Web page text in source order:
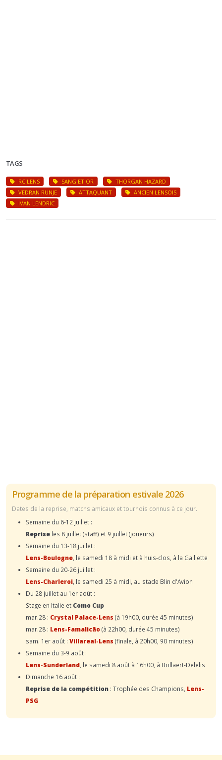
TAGS
RC LENS SANG ET OR
THORGAN HAZARD
VEDRAN RUNJE
ATTAQUANT
ANCIEN LENSOIS
IVAN LENDRIC
Programme de la préparation estivale 2026
Dates de la reprise, matchs amicaux et tournois connus à ce jour.
Semaine du 6-12 juillet :
Reprise les 8 juillet (staff) et 9 juillet (joueurs)
Semaine du 13-18 juillet :
Lens-Boulogne , le samedi 18 à midi et à huis-clos, à la Gaillette
Semaine du 20-26 juillet :
Lens-Charleroi , le samedi 25 à midi, au stade Blin d'Avion
Du 28 juillet au 1er août :
Stage en Italie et Como Cup
mar.28 : Crystal Palace-Lens (à 19h00, durée 45 minutes)
mar.28 : Lens-Famalicão(à 22h00, durée 45 minutes)
sam. 1er août : Villareal-Lens (finale, à 20h00, 90 minutes)
Semaine du 3-9 août :
Lens-Sunderland , le samedi 8 août à 16h00, à Bollaert-Delelis
Dimanche 16 août :
Reprise de la compétition : Trophée des Champions, Lens-
PSG